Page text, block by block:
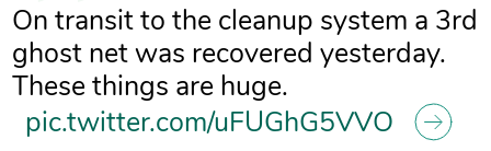
On transit to the cleanup system a 3rd
ghost net was recovered yesterday.
These things are huge.
pic.twitter.com/uFUGhG5VVO